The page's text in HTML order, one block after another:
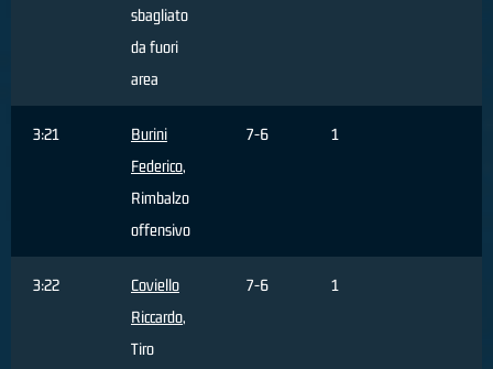
sbagliato
da fuori
area
3:21
Burini
Federico,
Rimbalzo
offensivo
7-6 1
3:22
Coviello
Riccardo,
Tiro
7-6 1